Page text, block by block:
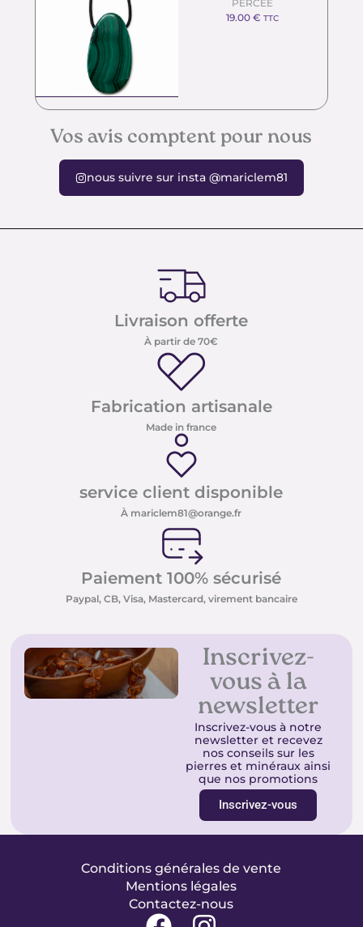
PERCÉE
19.00€ TTC
Vos avis comptent pour nous
nous suivre sur insta @mariclem81
Livraison offerte
À partir de 70€
Fabrication artisanale
Made in france
service client disponible
À mariclem81@orange.fr
Paiement 100% sécurisé
Paypal, CB, Visa, Mastercard, virement bancaire
Inscrivez-
vous à la
newsletter
Inscrivez-vous à notre
newsletter et recevez
nos conseils sur les
pierres et minéraux ainsi
que nos promotions
Inscrivez-vous
Conditions générales de vente
Mentions légales
Contactez-nous